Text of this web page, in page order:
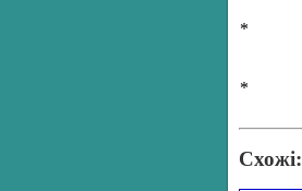
*
*
Схожі: